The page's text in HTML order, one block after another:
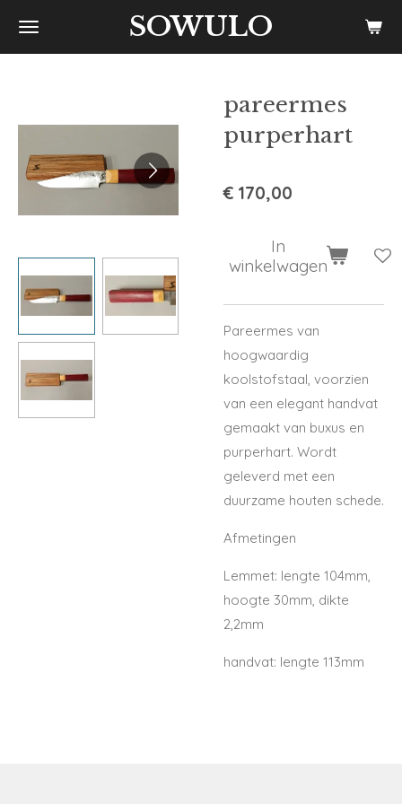
Ga
SOWULO
pareermes
purperhart
€ 170,00
In
winkelwagen
Pareermes van
hoogwaardig
koolstofstaal, voorzien
van een elegant handvat
gemaakt van buxus en
purperhart. Wordt
geleverd met een
duurzame houten schede.
Afmetingen
Lemmet: lengte 104mm,
hoogte 30mm, dikte
2,2mm
handvat: lengte 113mm